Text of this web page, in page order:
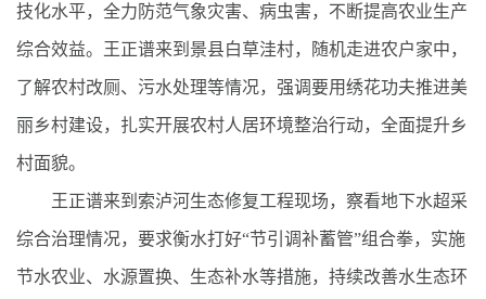
技化水平，全力防范气象灾害、病虫害，不断提高农业生产
综合效益。王正谱来到景县白草洼村，随机走进农户家中，
了解农村改厕、污水处理等情况，强调要用绣花功夫推进美
丽乡村建设，扎实开展农村人居环境整治行动，全面提升乡
村面貌。
王正谱来到索泸河生态修复工程现场，察看地下水超采
综合治理情况，要求衡水打好“节引调补蓄管”组合拳，实施
节水农业、水源置换、生态补水等措施，持续改善水生态环